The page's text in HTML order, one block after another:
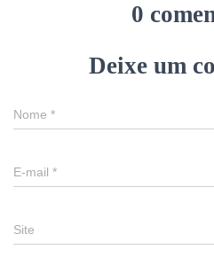
0
Deixe um
Nome *
E-mail *
Site